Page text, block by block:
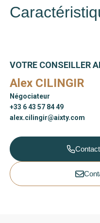
VOTRE CONSEILLER
Alex CILINGIR
Négociateur
+33 6 43 57 84 49
alex.cilingir@aixty.com